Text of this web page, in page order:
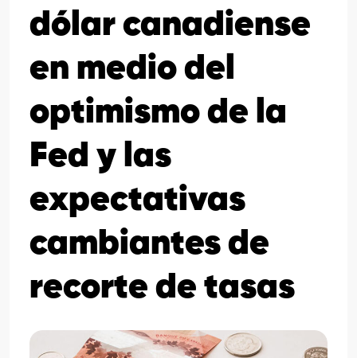
dólar canadiense
en medio del
optimismo de la
Fed y las
expectativas
cambiantes de
recorte de tasas